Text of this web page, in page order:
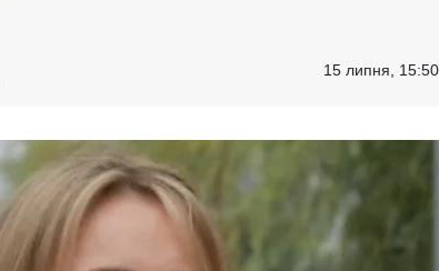
15 липня, 15:50